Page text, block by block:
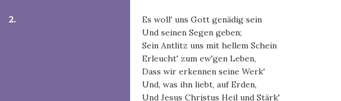
2.
Es woll' uns Gott genädig sein
Und seinen Segen geben;
Sein Antlitz uns mit hellem Schein
Erleucht' zum ew'gen Leben,
Dass wir erkennen seine Werk'
Und, was ihn liebt, auf Erden,
Und Jesus Christus Heil und Stärk'